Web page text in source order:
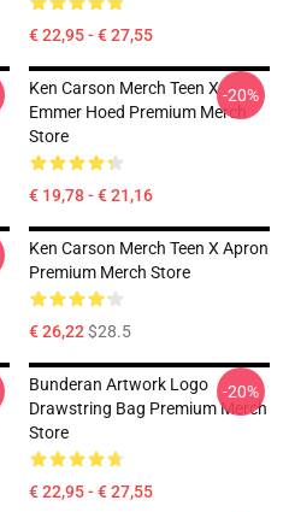
€ 22,95 - € 27,55
Ken Carson Merch Teen X
Emmer Hoed Premium Merch
Store
€ 19,78 - € 21,16
-20%
Ken Carson Merch Teen X Apron
Premium Merch Store
€ 26,22$28.5
Bunderan Artwork Logo
Drawstring Bag Premium Merch
Store
€ 22,95 - € 27,55
-20%